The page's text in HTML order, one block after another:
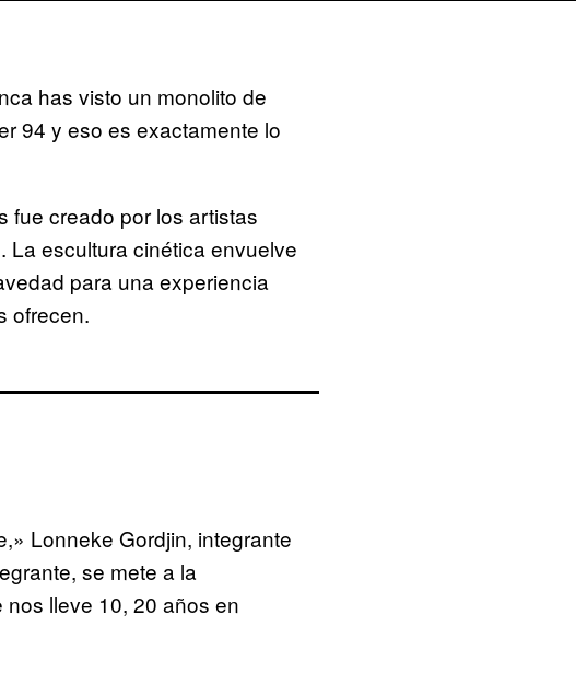
has visto un monolito de
94 y eso es exactamente lo
fue creado por los artistas
La escultura cinética envuelve
para una experiencia
ofrecen.
Lonneke Gordjin, integrante
se mete a la
lleve 10, 20 años en